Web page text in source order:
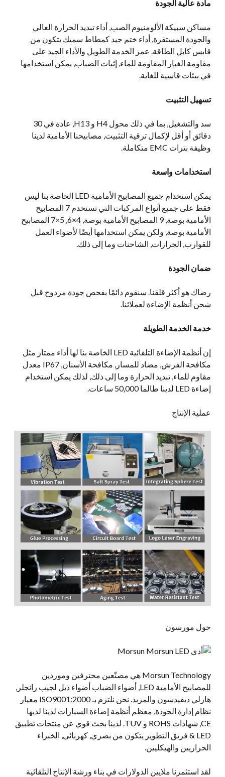
مادة عالية الجودة
مساكن سبيكة الألومنيوم الصب, أداء تبديد الحرارة العالي
والجودة المستقرة, أداء ختم جيد كمطاط سميك يتكون من
قابس كابل الطاقة. عمر الخدمة الطويل والأداء الجيد على
مقاومة الغبار المقاومة للماء, إثبات الضباب, يمكن استخدامها
في بيئات قاسية للغاية.
تسهيل التثبيت
سد والتشغيل, بما في ذلك محول H4 و H13, عادة في 30
دقائق أو أقل لإكمال ترقية التثبيت, مصابيحنا الأمامية لدينا
وظيفة بترات EMC متكاملة.
استخدامات واسعة
يمكن استخدام جميع المصابيح الأمامية LED الخاصة بنا ليس
فقط على جميع أنواع المركبات التي تستخدم 7 المصابيح
الأمامية بوصة, 9 المصابيح الأمامية بوصة, 4×6, 5×7 المصابيح
الأمامية بوصة, ولكن يمكن استخدامها أيضًا لأضواء العمل
للقوارب, الجرارات, الشاحنات وما إلى ذلك.
ضمان الجودة
رضاك هو أكثر قلقنا. سنقوم دائمًا بفحص جودة مزدوج قبل
شحن أنظمة الإضاءة لعملائنا.
خدمة الخدمة الطويلة
إن أنظمة الإضاءة التلقائية LED الخاصة بنا لها أداء ممتاز مثل
مكافحة الفرش, مضاد للمسار, مكافحة الأسنان, IP67 معدل
مقاوم للماء, تبديد الحرارة وما إلى ذلك, لذلك يمكن استخدام
إضاءة LED لدينا طالما 50,000 ساعات.
عملية الإنتاج
حول مورسون
Morsun Technology هي مصنّعين محترفين وموردين
للمصابيح الأمامية LED, أضواء الضباب أضواء ذيل لجيب رانجلر,
هارلي ديفيدسون والمزيد. نحن نلتزم بـ ISO9001:2000 معيار
نظام إدارة الجودة, معظم أنظمة إضاءة السيارات لدينا لديها
CE, شهادات ROHS و TUV. لدينا بحث قوي عن منتجات تطبيق
LED & فريق التطوير يتكون من بصري, كهربائي, الخبراء
الحراريين والهيكليين.
لقد استثمرنا ملايين الدولارات في بناء ورشة الإنتاج التلقائية